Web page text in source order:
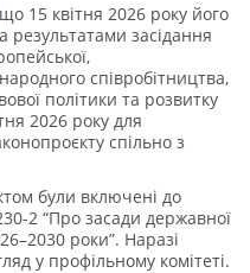
15 квітня 2026 року його
результатами засідання
співробітництва,
політики та розвитку
2026 року для
спільно з
були включені до
2 “Про засади державної
роки”. Наразі
у профільному комітеті.